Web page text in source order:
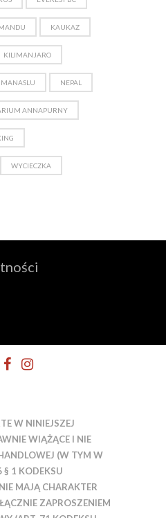
KAUKAZ
KILIMANJARO
MANASLU NEPAL
ANNAPURNY
WYCIECZKA
W NINIEJSZEJ
WIĄŻĄCE I NIE
(W TYM W
§ 1 KODEKSU
MAJĄ CHARAKTER
ZAPROSZENIEM